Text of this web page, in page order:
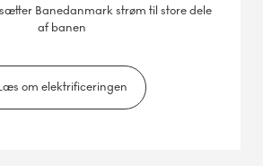
Banedanmark strøm til store dele
af banen
om elektrificeringen